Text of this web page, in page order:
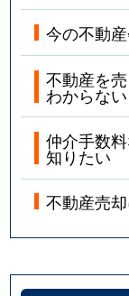
今の不動
不動産を
わからない
仲介手数
知りたい
不動産売